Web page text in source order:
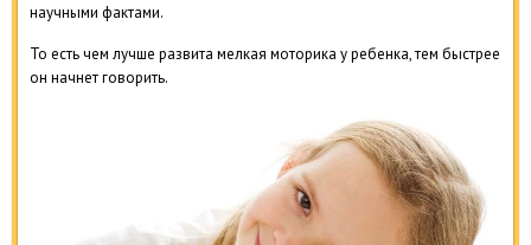
научными фактами.
То есть чем лучше развита мелкая моторика у ребенка, тем быстрее
он начнет говорить.